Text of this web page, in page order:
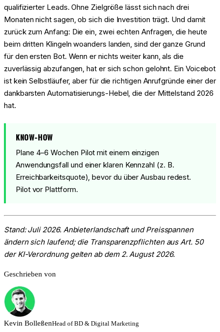
qualifizierter Leads. Ohne Zielgröße lässt sich nach drei
Monaten nicht sagen, ob sich die Investition trägt. Und damit
zurück zum Anfang: Die ein, zwei echten Anfragen, die heute
beim dritten Klingeln woanders landen, sind der ganze Grund
für den ersten Bot. Wenn er nichts weiter kann, als die
zuverlässig abzufangen, hat er sich schon gelohnt. Ein Voicebot
ist kein Selbstläufer, aber für die richtigen Anrufgründe einer der
dankbarsten Automatisierungs-Hebel, die der Mittelstand 2026
hat.
KNOW-HOW
Plane 4–6 Wochen Pilot mit einem einzigen
Anwendungsfall und einer klaren Kennzahl (z. B.
Erreichbarkeitsquote), bevor du über Ausbau redest.
Pilot vor Plattform.
Stand: Juli 2026. Anbieterlandschaft und Preisspannen
ändern sich laufend; die Transparenzpflichten aus Art. 50
der KI-Verordnung gelten ab dem 2. August 2026.
Geschrieben von
Kevin BolleßenHead of BD & Digital Marketing